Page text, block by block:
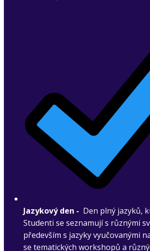
Jazykový den - Den plný jazyků,
Studenti se seznamují s různými
především s jazyky vyučovanými
se tematických workshopů a